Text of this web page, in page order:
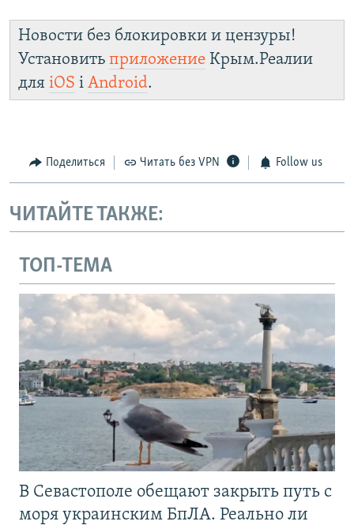
Новости без блокировки и цензуры!
Установить приложение Крым.Реалии
для iOS і Android.
Поделиться Читать без VPN Follow us
ЧИТАЙТЕ ТАКЖЕ:
ТОП-ТЕМА
В Севастополе обещают закрыть путь с
моря украинским БпЛА. Реально ли